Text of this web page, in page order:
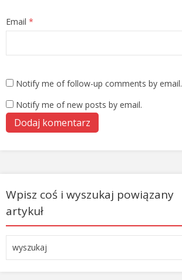
Email *
Notify me of follow-up comments by email.
Notify me of new posts by email.
Wpisz coś i wyszukaj powiązany
artykuł